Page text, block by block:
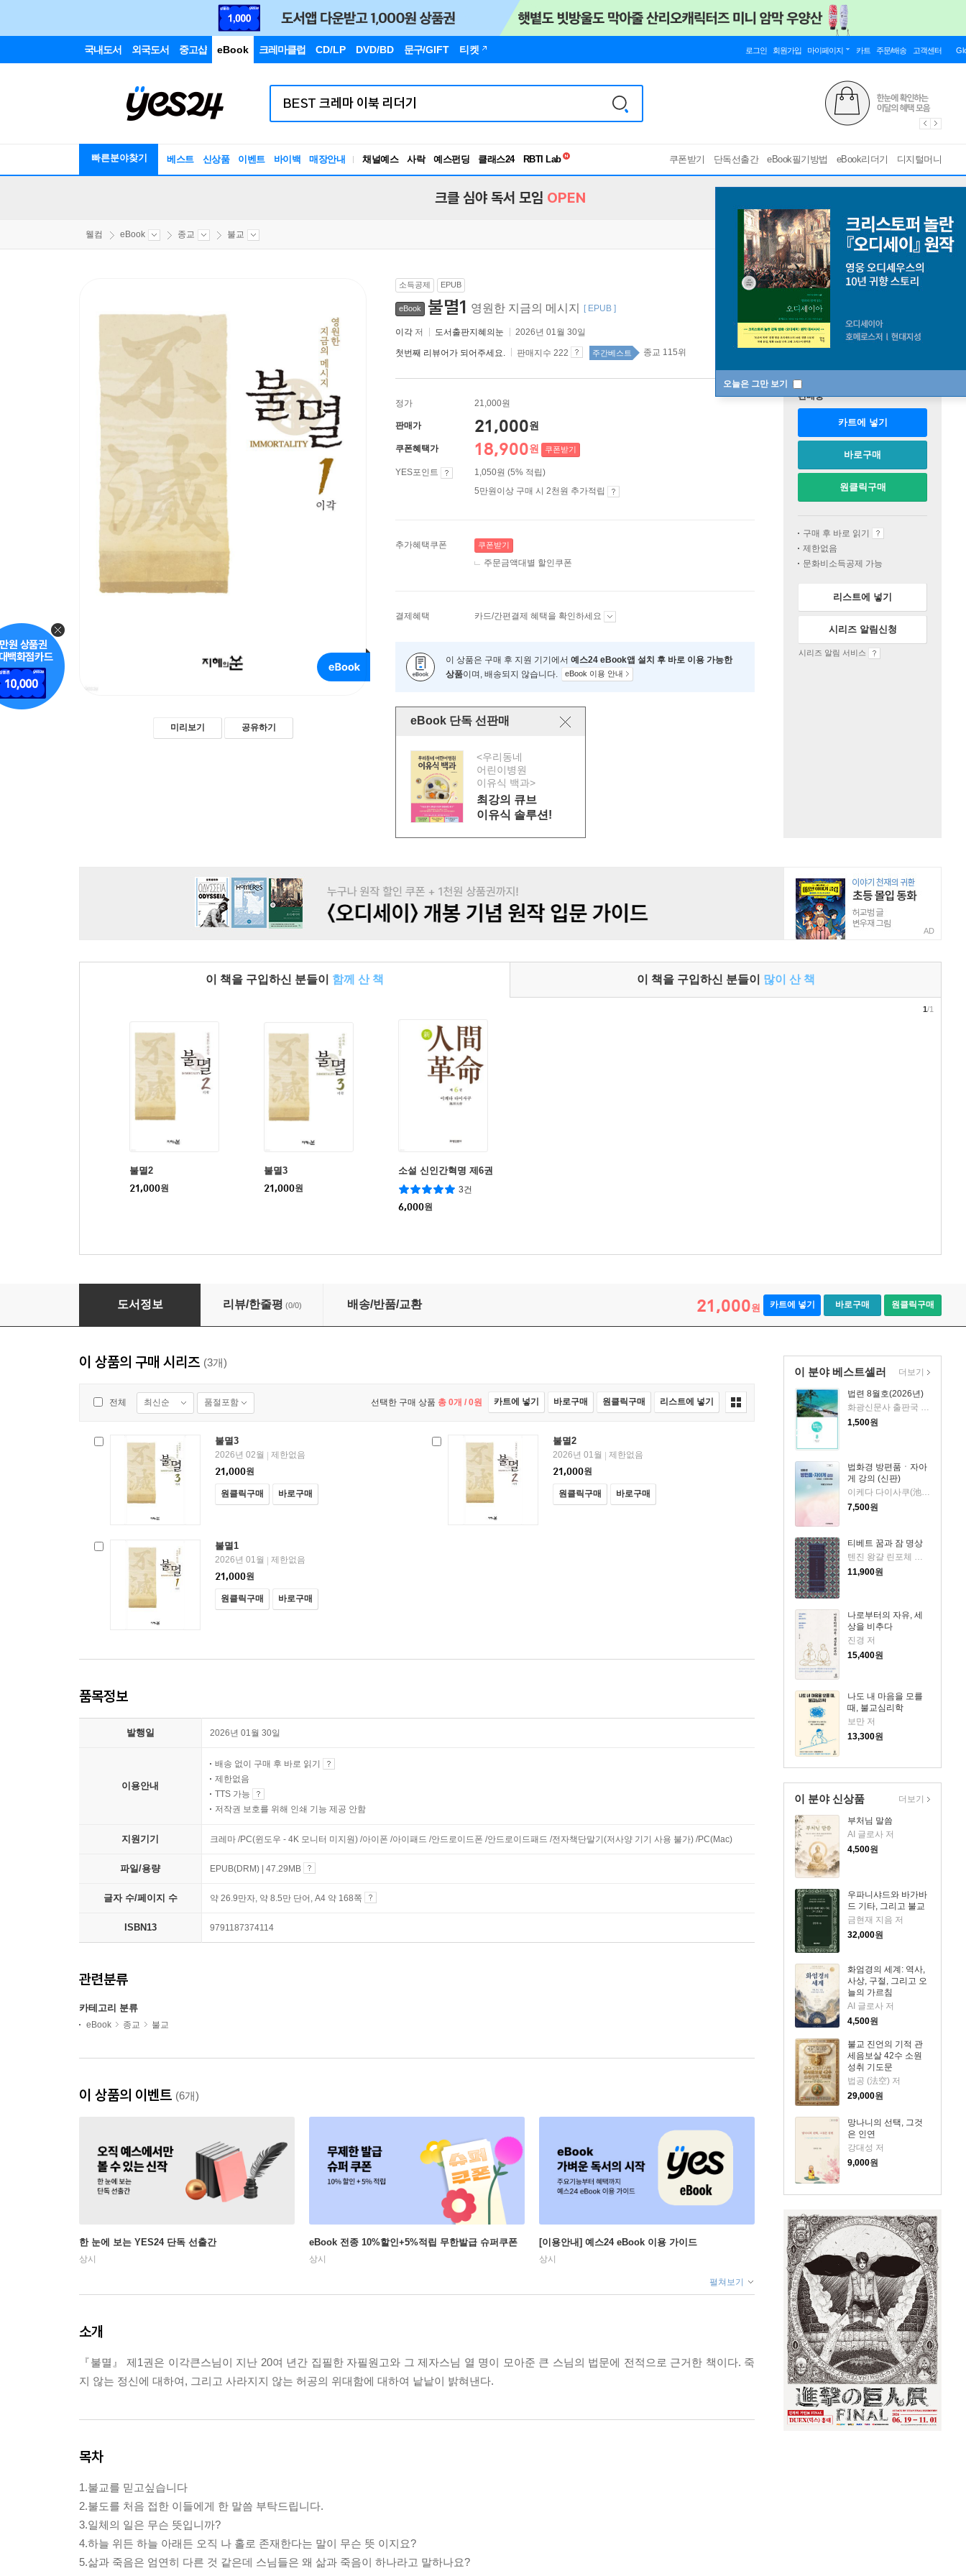
국내도서 외국도서 중고샵 eBook 크레마클럽 CD/LP DVD/BD 문구/GIFT 티켓 로그인 회원가입 마이페이지 카트 주문/배송 고객센터
빠른분야찾기 베스트 신상품 이벤트 바이백 매장안내 채널예스 사락 예스펀딩 클래스24
독서유형검사
쿠폰받기 단독선출간 eBook필기방법 eBook리더기 디지털머니
오늘은 그만 보기
크클 심야 독서 모임 OPEN
웰컴 eBook 종교 불교
미리보기 공유하기
소득공제 EPUB
eBook 불멸1 영원한 지금의 메시지 [ EPUB ]
이각 저 도서출판지혜의눈 2026년 01월 30일
첫번째 리뷰어가 되어주세요. 판매지수 222 주간베스트 종교 115위
정가 21,000원
판매가 21,000원
쿠폰혜택가 18,900원 쿠폰받기
YES포인트
1,050원 (5% 적립)
5만원이상 구매 시 2천원 추가적립
추가혜택쿠폰 쿠폰받기
주문금액대별 할인쿠폰
결제혜택 카드/간편결제 혜택을 확인하세요
이 상품은 구매 후 지원 기기에서 예스24 eBook앱 설치 후 바로 이용 가능한
상품이며, 배송되지 않습니다. eBook 이용 안내
eBook 단독 선판매
<우리동네
어린이병원
이유식 백과>
최강의 큐브
이유식 솔루션!
판매중
카트에 넣기
바로구매
원클릭구매
구매 후 바로 읽기
제한없음
문화비소득공제 가능
리스트에 넣기
시리즈 알림신청
시리즈 알림 서비스
AD
이 책을 구입하신 분들이 함께 산 책 이 책을 구입하신 분들이 많이 산 책
불멸2
21,000원
불멸3
21,000원
소설 신인간혁명 제6권
3건
6,000원
1/1
도서정보 리뷰/한줄평 (0/0) 배송/반품/교환 21,000원 카트에 넣기 바로구매 원클릭구매
이 분야 베스트셀러
법련 8월호(2026년)
화광신문사 출판국 법련부編 저
1,500원
법화경 방편품ㆍ자아
게 강의 (신판)
이케다 다이사쿠(池田大作) 저
7,500원
티베트 꿈과 잠 명상
텐진 왕걀 린포체 저/홍기령 역
11,900원
나로부터의 자유, 세
상을 비추다
진경 저
15,400원
나도 내 마음을 모를
때, 불교심리학
보만 저
13,300원
더보기
이 분야 신상품
부처님 말씀
AI 글로사 저
4,500원
우파니샤드와 바가바
드 기타, 그리고 불교
금현재 지음 저
32,000원
화엄경의 세계: 역사,
사상, 구절, 그리고 오
늘의 가르침
AI 글로사 저
4,500원
불교 진언의 기적 관
세음보살 42수 소원
성취 기도문
법공 (法空) 저
29,000원
망나니의 선택, 그것
은 인연
강대성 저
9,000원
더보기
이 상품의 구매 시리즈 (3개)
전체 최신순 품절포함 선택한 구매 상품 총 0개 / 0원 카트에 넣기 바로구매 원클릭구매 리스트에 넣기
불멸3
2026년 02월
제한없음
21,000원
원클릭구매 바로구매
불멸2
2026년 01월
제한없음
21,000원
원클릭구매 바로구매
불멸1
2026년 01월
제한없음
21,000원
원클릭구매 바로구매
품목정보
발행일 2026년 01월 30일
이용안내
배송 없이 구매 후 바로 읽기
제한없음
TTS 가능
저작권 보호를 위해 인쇄 기능 제공 안함
지원기기 크레마 /PC(윈도우 - 4K 모니터 미지원) /아이폰 /아이패드 /안드로이드폰 /안드로이드패드 /전자책단말기(저사양 기기 사용 불가) /PC(Mac)
파일/용량 EPUB(DRM) | 47.29MB
글자 수/페이지 수 약 26.9만자, 약 8.5만 단어, A4 약 168쪽
ISBN13 9791187374114
관련분류
카테고리 분류
eBook 종교 불교
이 상품의 이벤트 (6개)
한 눈에 보는 YES24 단독 선출간
상시
eBook 전종 10%할인+5%적립 무한발급 슈퍼쿠폰
상시
[이용안내] 예스24 eBook 이용 가이드
상시
펼쳐보기
소개
『불멸』 제1권은 이각큰스님이 지난 20여 년간 집필한 자필원고와 그 제자스님 열 명이 모아준 큰 스님의 법문에 전적으로 근거한 책이다. 죽
지 않는 정신에 대하여, 그리고 사라지지 않는 허공의 위대함에 대하여 낱낱이 밝혀낸다.
목차
1.불교를 믿고싶습니다
2.불도를 처음 접한 이들에게 한 말씀 부탁드립니다.
3.일체의 일은 무슨 뜻입니까?
4.하늘 위든 하늘 아래든 오직 나 홀로 존재한다는 말이 무슨 뜻 이지요?
5.삶과 죽음은 엄연히 다른 것 같은데 스님들은 왜 삶과 죽음이 하나라고 말하나요?